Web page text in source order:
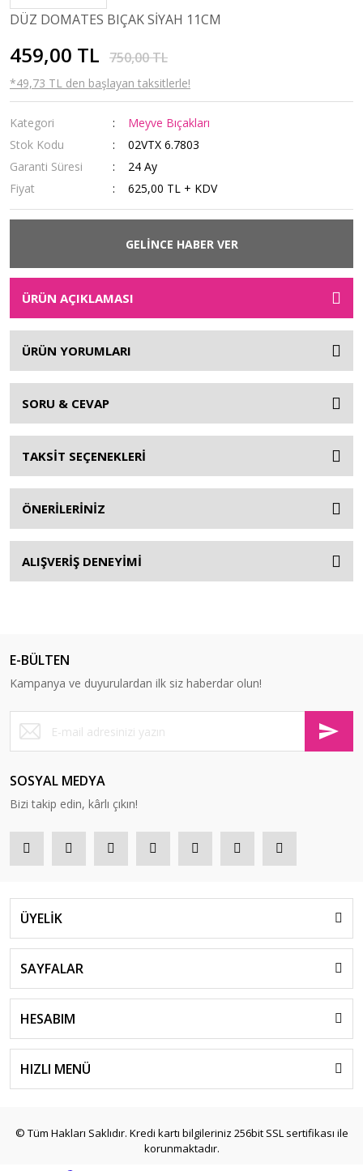
DÜZ DOMATES BIÇAK SİYAH 11CM
459,00 TL 750,00 TL
*49,73 TL den başlayan taksitlerle!
Kategori
Meyve Bıçakları
Stok Kodu
02VTX 6.7803
Garanti Süresi
24 Ay
Fiyat
625,00 TL + KDV
GELİNCE HABER VER
ÜRÜN AÇIKLAMASI
ÜRÜN YORUMLARI
SORU & CEVAP
TAKSİT SEÇENEKLERİ
ÖNERİLERİNİZ
ALIŞVERİŞ DENEYİMİ
E-BÜLTEN
Kampanya ve duyurulardan ilk siz haberdar olun!
SOSYAL MEDYA
Bizi takip edin, kârlı çıkın!
ÜYELİK
SAYFALAR
HESABIM
HIZLI MENÜ
© Tüm Hakları Saklıdır. Kredi kartı bilgileriniz 256bit SSL sertifikası ile
korunmaktadır.